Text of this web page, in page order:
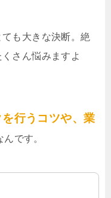
も大きな決断。絶
さん悩みますよ
行うコツや、業
んです。